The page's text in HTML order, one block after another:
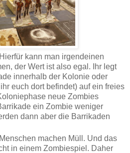
Hierfür kann man irgendeinen
der Wert ist also egal. Ihr legt
innerhalb der Kolonie oder
euch dort befindet) auf ein freies
neue Zombies
ein Zombie weniger
dann aber die Barrikaden
Menschen machen Müll. Und das
in einem Zombiespiel. Daher